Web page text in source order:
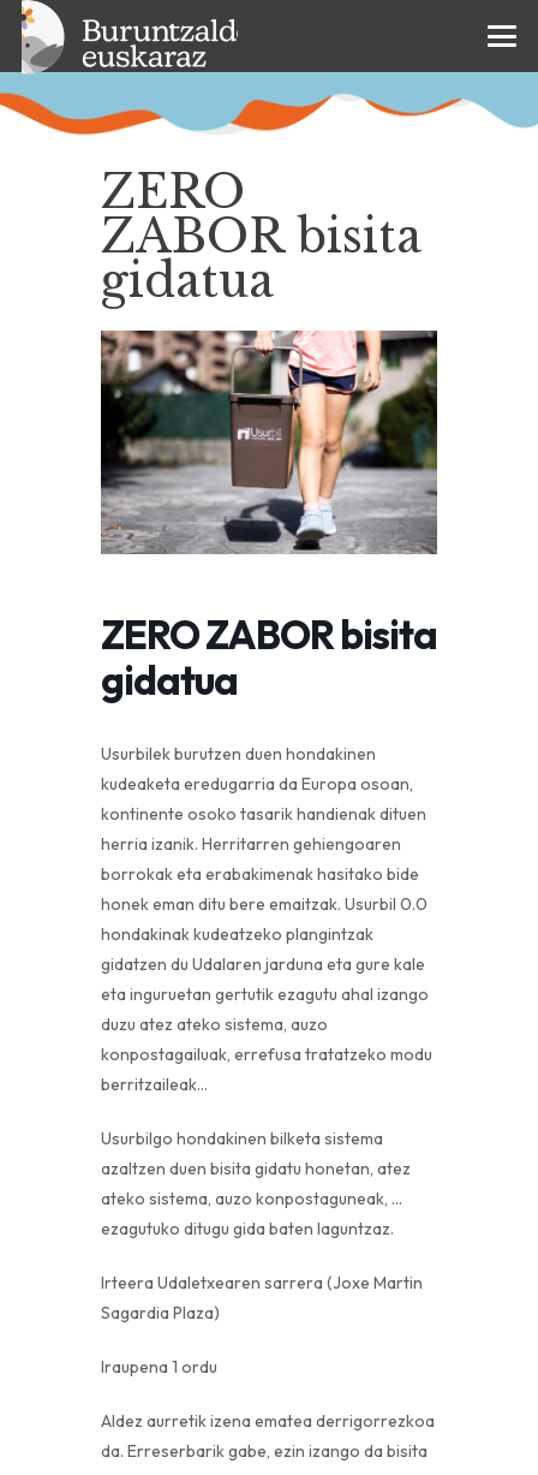
ZERO
ZABOR bisita
gidatua
ZERO ZABOR bisita
gidatua
Usurbilek burutzen duen hondakinen
kudeaketa eredugarria da Europa osoan,
kontinente osoko tasarik handienak dituen
herria izanik. Herritarren gehiengoaren
borrokak eta erabakimenak hasitako bide
honek eman ditu bere emaitzak. Usurbil 0.0
hondakinak kudeatzeko plangintzak
gidatzen du Udalaren jarduna eta gure kale
eta inguruetan gertutik ezagutu ahal izango
duzu atez ateko sistema, auzo
konpostagailuak, errefusa tratatzeko modu
berritzaileak…
Usurbilgo hondakinen bilketa sistema
azaltzen duen bisita gidatu honetan, atez
ateko sistema, auzo konpostaguneak, …
ezagutuko ditugu gida baten laguntzaz.
Irteera Udaletxearen sarrera (Joxe Martin
Sagardia Plaza)
Iraupena 1 ordu
Aldez aurretik izena ematea derrigorrezkoa
da. Erreserbarik gabe, ezin izango da bisita